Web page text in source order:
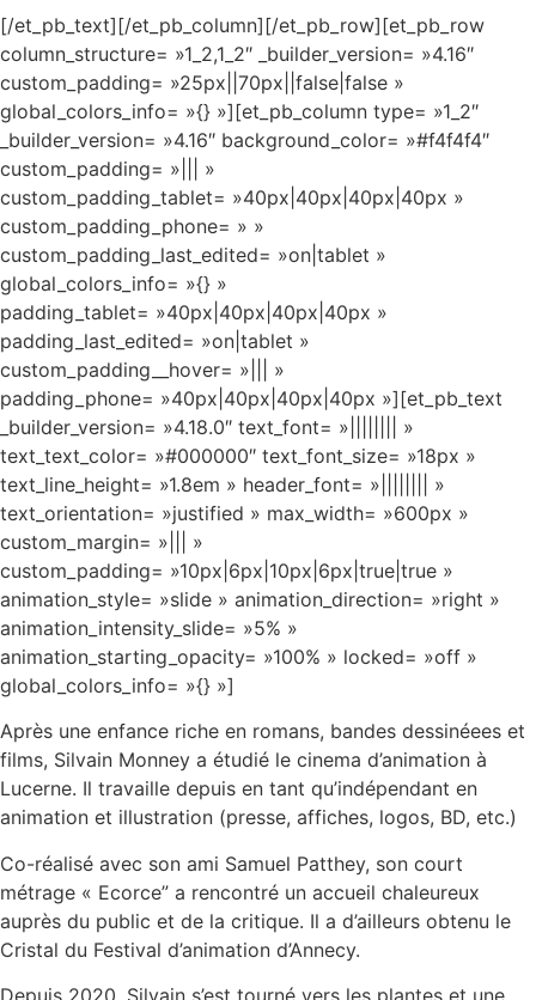
[/et_pb_text][/et_pb_column][/et_pb_row][et_pb_row
column_structure= »1_2,1_2″ _builder_version= »4.16″
custom_padding= »25px||70px||false|false »
global_colors_info= »{} »][et_pb_column type= »1_2″
_builder_version= »4.16″ background_color= »#f4f4f4″
custom_padding= »||| »
custom_padding_tablet= »40px|40px|40px|40px »
custom_padding_phone= » »
custom_padding_last_edited= »on|tablet »
global_colors_info= »{} »
padding_tablet= »40px|40px|40px|40px »
padding_last_edited= »on|tablet »
custom_padding__hover= »||| »
padding_phone= »40px|40px|40px|40px »][et_pb_text
_builder_version= »4.18.0″ text_font= »|||||||| »
text_text_color= »#000000″ text_font_size= »18px »
text_line_height= »1.8em » header_font= »|||||||| »
text_orientation= »justified » max_width= »600px »
custom_margin= »||| »
custom_padding= »10px|6px|10px|6px|true|true »
animation_style= »slide » animation_direction= »right »
animation_intensity_slide= »5% »
animation_starting_opacity= »100% » locked= »off »
global_colors_info= »{} »]
Après une enfance riche en romans, bandes dessinéees et
films, Silvain Monney a étudié le cinema d’animation à
Lucerne. Il travaille depuis en tant qu’indépendant en
animation et illustration (presse, affiches, logos, BD, etc.)
Co-réalisé avec son ami Samuel Patthey, son court
métrage « Ecorce” a rencontré un accueil chaleureux
auprès du public et de la critique. Il a d’ailleurs obtenu le
Cristal du Festival d’animation d’Annecy.
Depuis 2020, Silvain s’est tourné vers les plantes et une